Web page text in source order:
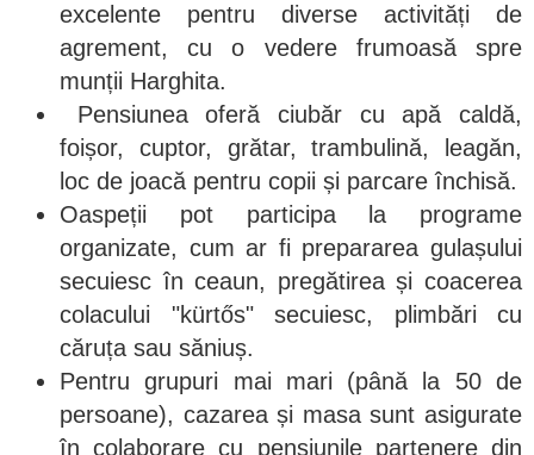
excelente pentru diverse activități de
agrement, cu o vedere frumoasă spre
munții Harghita.
Pensiunea oferă ciubăr cu apă caldă,
foișor, cuptor, grătar, trambulină, leagăn,
loc de joacă pentru copii și parcare închisă.
Oaspeții pot participa la programe
organizate, cum ar fi prepararea gulașului
secuiesc în ceaun, pregătirea și coacerea
colacului "kürtős" secuiesc, plimbări cu
căruța sau săniuș.
Pentru grupuri mai mari (până la 50 de
persoane), cazarea și masa sunt asigurate
în colaborare cu pensiunile partenere din